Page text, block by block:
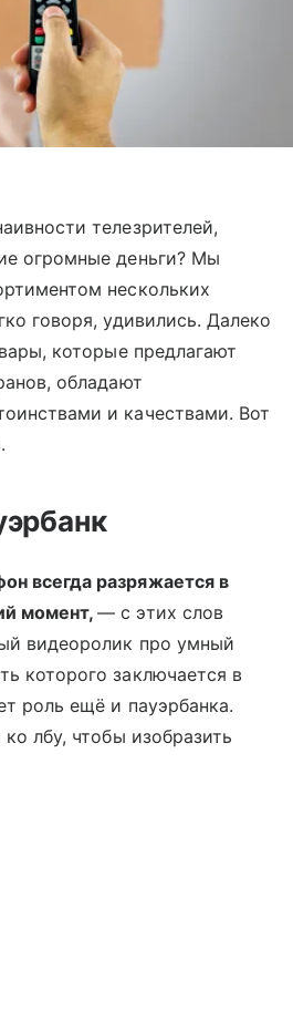
телезрителей,
огромные деньги? Мы
нескольких
говоря, удивились. Далеко
которые предлагают
обладают
и качествами. Вот
всегда разряжается в
момент,— с этих слов
видеоролик про умный
которого заключается в
роль ещё и пауэрбанка.
лбу, чтобы изобразить